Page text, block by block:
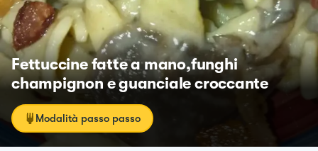
Fettuccine fatte a mano,funghi
champignon e guanciale croccante
Modalità passo passo